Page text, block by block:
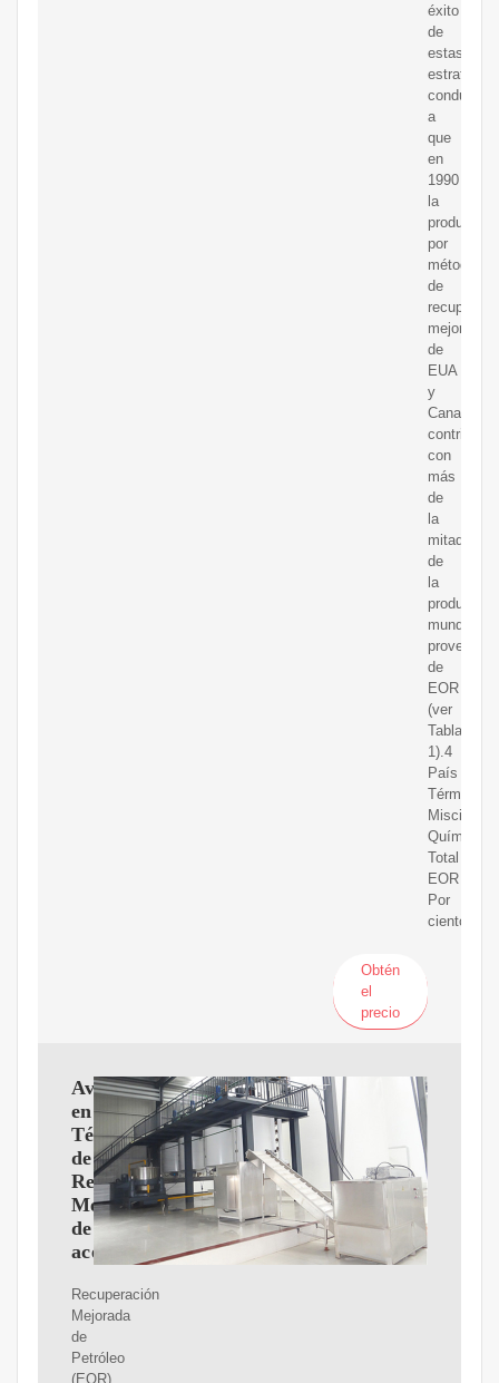
éxito
de
estas
estrategias
condujo
a
que
en
1990
la
producción
por
métodos
de
mejorada
de
EUA
y
Canadá
con
más
de
la
mitad
de
la
producción
mundial
de
EOR
(ver
Tabla
1).4
País
Térmico
Miscible
Químico
Total
EOR
Por
ciento
Obtén
el
precio
Avances
en
Técnicas
de
Recuperación
Mejorada
de
aceite
Recuperación
Mejorada
de
Petróleo
(EOR).